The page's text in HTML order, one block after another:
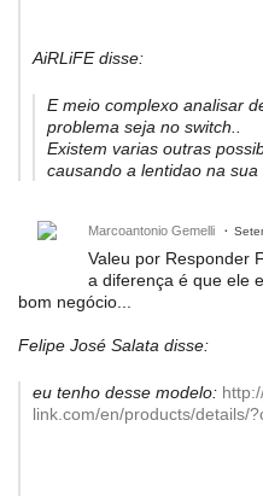
AiRLiFE disse:
E meio complexo analisar
problema seja no switch..
Existem varias outras
causando a lentidao na sua
Marcoantonio Gemelli
Valeu por Responder
a diferença é que ele
bom negócio...
Felipe José Salata disse:
eu tenho desse modelo:
link.com/en/products/details/